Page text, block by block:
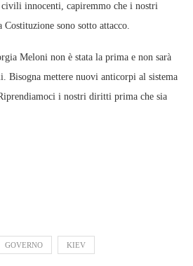
innocenti, capiremmo che i nostri
sono sotto attacco.
Meloni non è stata la prima e non sarà
Bisogna mettere nuovi anticorpi al sistema
i nostri diritti prima che sia
GOVERNO KIEV